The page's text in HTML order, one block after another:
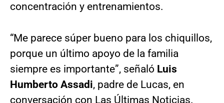
concentración y entrenamientos.
“Me parece súper bueno para los chiquillos,
porque un último apoyo de la familia
siempre es importante”, señaló Luis
Humberto Assadi, padre de Lucas, en
conversación con Las Últimas Noticias.